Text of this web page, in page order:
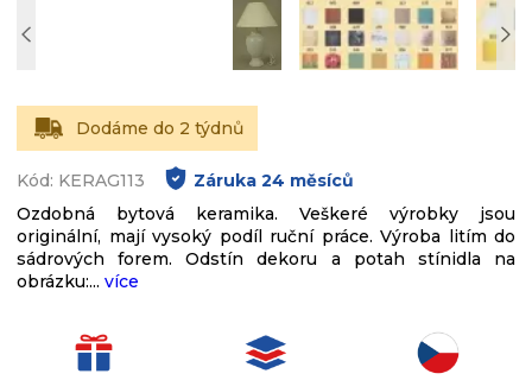
Dodáme do 2 týdnů
Kód: KERAG113 Záruka 24 měsíců
Ozdobná bytová keramika. Veškeré výrobky jsou
originální, mají vysoký podíl ruční práce. Výroba litím do
sádrových forem. Odstín dekoru a potah stínidla na
obrázku:... více